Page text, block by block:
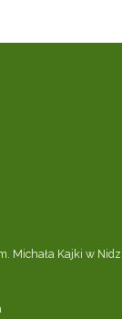
Michała Kajki w